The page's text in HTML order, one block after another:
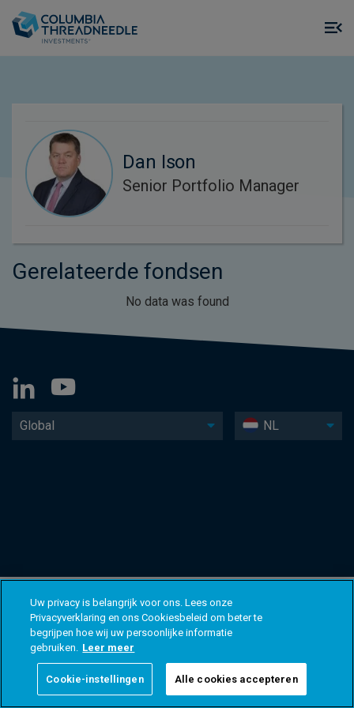
Dan Ison
Senior Portfolio Manager
Gerelateerde fondsen
No data was found
Global NL
Uw privacy is belangrijk voor ons. Lees onze
Privacyverklaring en ons Cookiesbeleid om beter te
begrijpen hoe wij uw persoonlijke informatie
gebruiken. Leer meer
Cookie-instellingen Alle cookies accepteren